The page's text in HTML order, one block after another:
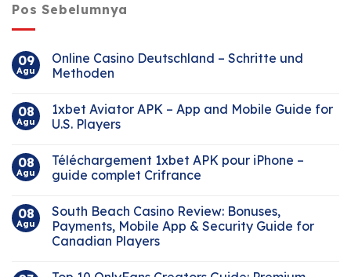
Pos Sebelumnya
09
Agu
Online Casino Deutschland – Schritte und
Methoden
08
Agu
1xbet Aviator APK – App and Mobile Guide for
U.S. Players
08
Agu
Téléchargement 1xbet APK pour iPhone –
guide complet Crifrance
08
Agu
South Beach Casino Review: Bonuses,
Payments, Mobile App & Security Guide for
Canadian Players